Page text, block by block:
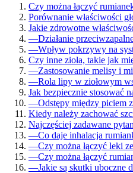
Czy można łączyć
Porównanie właściwości
Jakie zdrowotne
—Działanie
—Wpływ pokrzywy na
Czy inne zioła, takie jak
—Zastosowanie melisy i
—Rola lipy w ziołowym
Jak bezpiecznie stosować
—Odstępy między piciem
Kiedy należy zachować
Najczęściej zadawane
—Co daje inhalacja
—Czy można łączyć leki
—Czy można łączyć
—Jakie są skutki uboczne